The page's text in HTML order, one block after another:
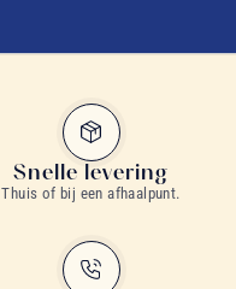
Snelle levering
Thuis of bij een afhaalpunt.